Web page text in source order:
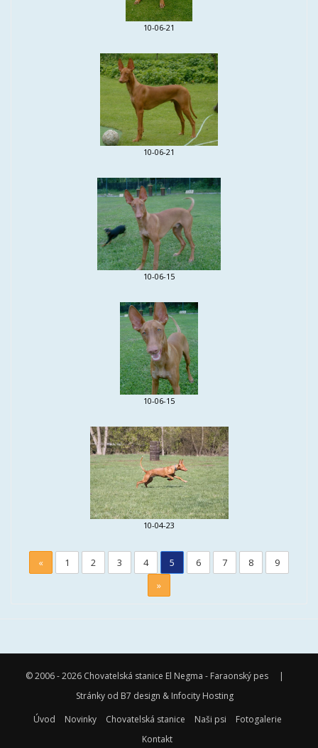
10-06-21
10-06-21
10-06-15
10-06-15
10-04-23
« 1 2 3 4 5 6 7 8
9
»
© 2006 - 2026 Chovatelská stanice El Negma - Faraonský pes |
Stránky od B7 design & Infocity Hosting
Úvod
Novinky Chovatelská stanice Naši psi
Fotogalerie
Kontakt